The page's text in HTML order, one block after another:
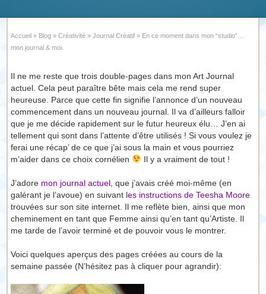
Accueil » Blog » Créativité » Journal Créatif » En ce moment dans mon “studio”…
mon journal & moi.
Il ne me reste que trois double-pages dans mon Art Journal
actuel. Cela peut paraître bête mais cela me rend super
heureuse. Parce que cette fin signifie l’annonce d’un nouveau
commencement dans un nouveau journal. Il va d’ailleurs falloir
que je me décide rapidement sur le futur heureux élu… J’en ai
tellement qui sont dans l’attente d’être utilisés ! Si vous voulez je
ferai une récap’ de ce que j’ai sous la main et vous pourriez
m’aider dans ce choix cornélien
Il y a vraiment de tout !
J’adore mon journal actuel , que j’avais créé moi-même (en
galérant je l’avoue) en suivant les instructions de Teesha Moore
trouvées sur son site internet. Il me reflète bien, ainsi que mon
cheminement en tant que Femme ainsi qu’en tant qu’Artiste. Il
me tarde de l’avoir terminé et de pouvoir vous le montrer.
Voici quelques aperçus des pages créées au cours de la
semaine passée (N’hésitez pas à cliquer pour agrandir):